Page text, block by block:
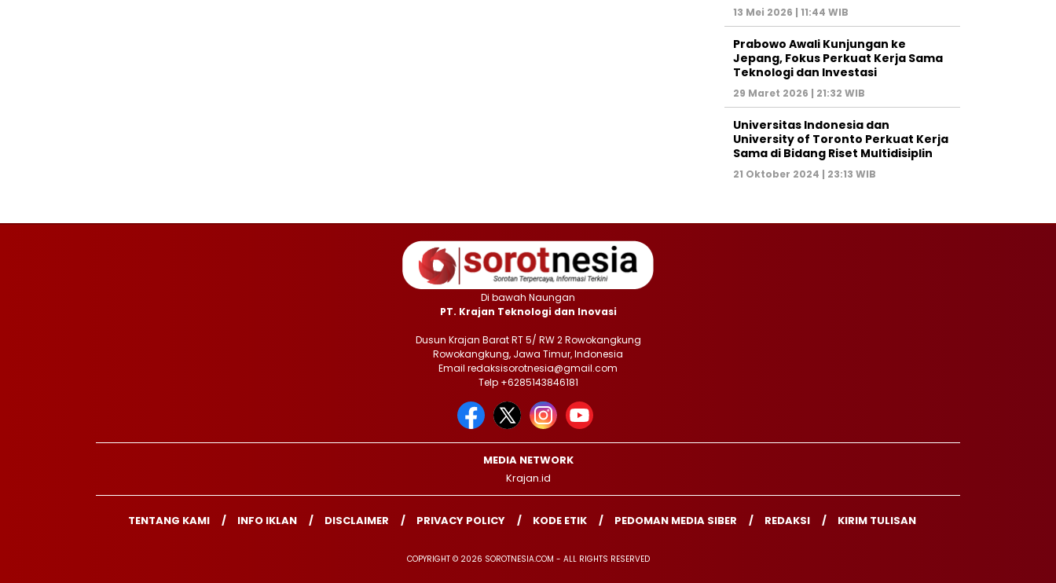
13 Mei 2026 | 11:44 WIB
Prabowo Awali Kunjungan ke
Jepang, Fokus Perkuat Kerja Sama
Teknologi dan Investasi
29 Maret 2026 | 21:32 WIB
Universitas Indonesia dan
University of Toronto Perkuat Kerja
Sama di Bidang Riset Multidisiplin
21 Oktober 2024 | 23:13 WIB
Di bawah Naungan
PT. Krajan Teknologi dan Inovasi
Dusun Krajan Barat RT 5/ RW 2 Rowokangkung
Rowokangkung, Jawa Timur, Indonesia
Email redaksisorotnesia@gmail.com
Telp +6285143846181
MEDIA NETWORK
Krajan.id
TENTANG KAMI INFO IKLAN DISCLAIMER PRIVACY POLICY KODE ETIK PEDOMAN MEDIA SIBER REDAKSI KIRIM TULISAN
COPYRIGHT © 2026 SOROTNESIA.COM - ALL RIGHTS RESERVED